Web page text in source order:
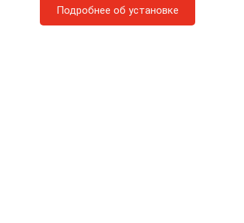
Подробнее об установке